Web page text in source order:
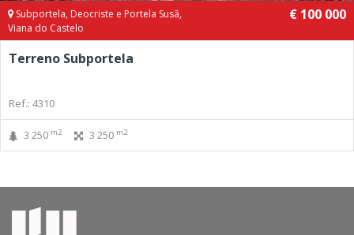
Subportela, Deocriste e Portela Susã,
Viana do Castelo
€ 100 000
Terreno Subportela
Ref.: 4310
3 250 m2 3 250 m2